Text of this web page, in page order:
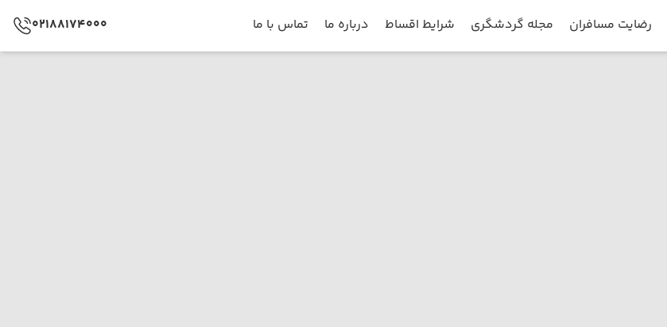
رضایت مسافران مجله گردشگری شرایط اقساط درباره ما تماس با ما 02188174000